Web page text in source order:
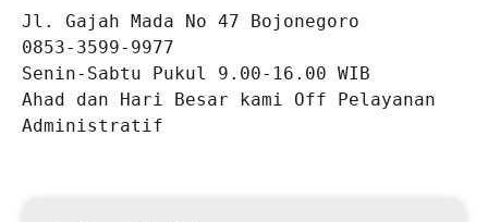
Jl. Gajah Mada No 47 Bojonegoro
0853-3599-9977
Senin-Sabtu Pukul 9.00-16.00 WIB
Ahad dan Hari Besar kami Off Pelayanan
Administratif